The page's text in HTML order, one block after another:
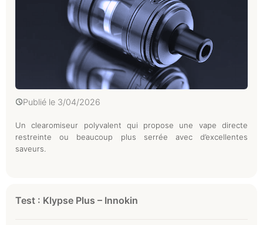
Publié le 3/04/2026
Un clearomiseur polyvalent qui propose une vape directe
restreinte ou beaucoup plus serrée avec d’excellentes
saveurs.
Test : Klypse Plus – Innokin